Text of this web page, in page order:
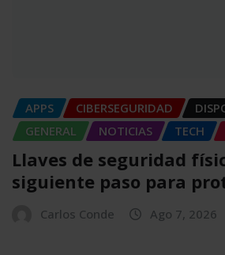
APPS CIBERSEGURIDAD
GENERAL
NOTICIAS TECH
Llaves de seguridad
siguiente paso para
Carlos Conde Ago 7, 2026